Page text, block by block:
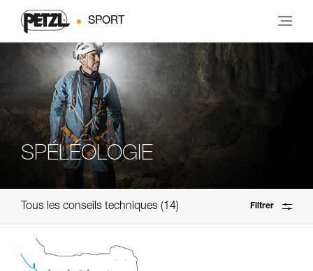
SPORT
SPÉLÉOLOGIE
Tous les conseils techniques 14 Filtrer